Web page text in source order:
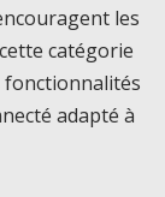
les
catégorie
fonctionnalités
adapté à